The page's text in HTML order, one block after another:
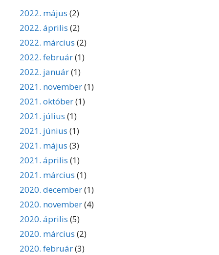
2022. május (2)
2022. április (2)
2022. március (2)
2022. február(1)
2022. január(1)
2021. november(1)
2021. október(1)
2021. július (1)
2021. június (1)
2021. május (3)
2021. április (1)
2021. március (1)
2020. december(1)
2020. november(4)
2020. április (5)
2020. március (2)
2020. február(3)